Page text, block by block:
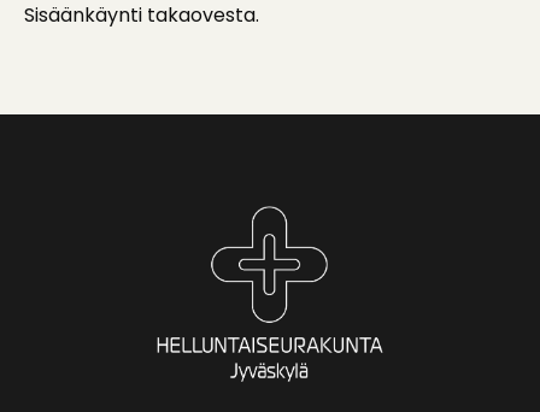
Sisäänkäynti takaovesta.